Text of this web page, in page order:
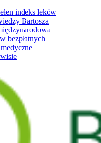
indeks leków
Bartosza
bezpłatnych